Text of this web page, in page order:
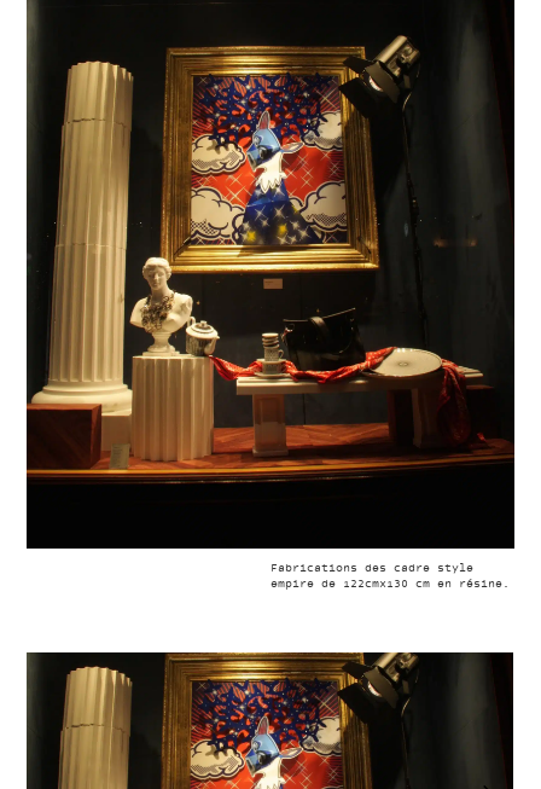
Fabrications des cadre style
empire de 122cmx130 cm en résine.